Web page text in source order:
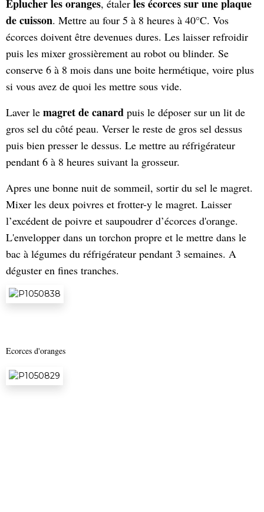
Eplucher les oranges, étaler les écorces sur une plaque
de cuisson. Mettre au four 5 à 8 heures à 40°C. Vos
écorces doivent être devenues dures. Les laisser refroidir
puis les mixer grossièrement au robot ou blinder. Se
conserve 6 à 8 mois dans une boite hermétique, voire plus
si vous avez de quoi les mettre sous vide.
Laver le magret de canard puis le déposer sur un lit de
gros sel du côté peau. Verser le reste de gros sel dessus
puis bien presser le dessus. Le mettre au réfrigérateur
pendant 6 à 8 heures suivant la grosseur.
Apres une bonne nuit de sommeil, sortir du sel le magret.
Mixer les deux poivres et frotter-y le magret. Laisser
l’excédent de poivre et saupoudrer d’écorces d'orange.
L'envelopper dans un torchon propre et le mettre dans le
bac à légumes du réfrigérateur pendant 3 semaines. A
déguster en fines tranches.
Ecorces d'oranges